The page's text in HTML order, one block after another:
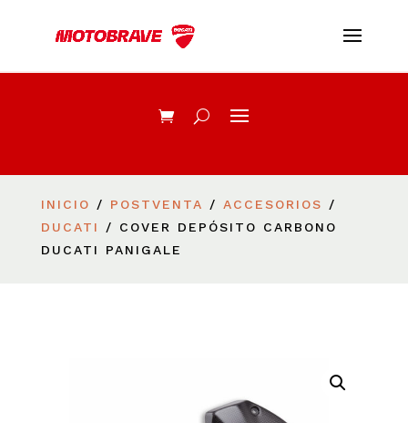
INICIO / POSTVENTA / ACCESORIOS
/
DUCATI
/ COVER DEPÓSITO CARBONO
DUCATI PANIGALE